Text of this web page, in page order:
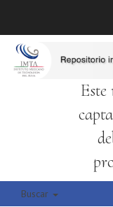
Buscar